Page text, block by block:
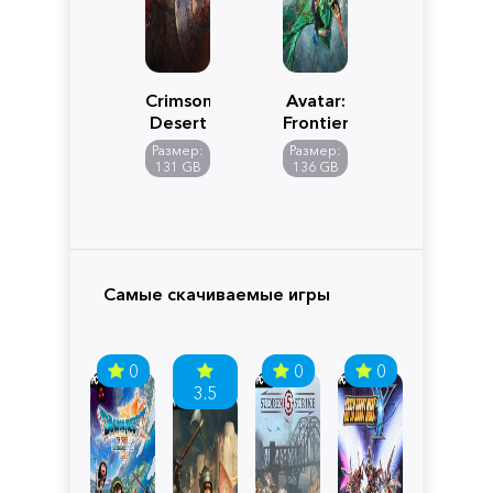
Crimson
Desert
Размер:
131 GB
Avatar:
Frontiers
of
Pandora
Размер:
136 GB
Самые скачиваемые игры
0
3.5
0 0